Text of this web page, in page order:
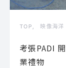
TOP 映像海
考張PADI
業禮物